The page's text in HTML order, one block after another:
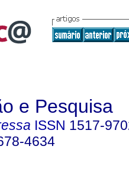
e Pesquisa
ISSN 1517-
4634